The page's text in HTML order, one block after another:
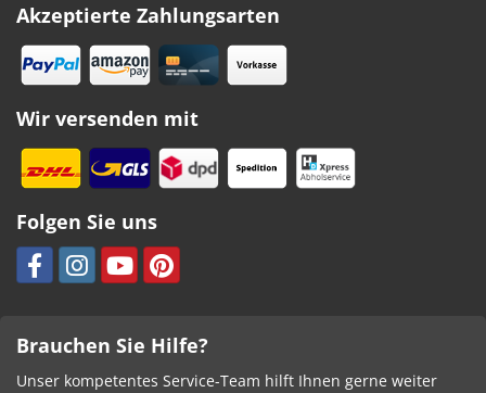
Akzeptierte Zahlungsarten
Wir versenden mit
Folgen Sie uns
Brauchen Sie Hilfe?
Unser kompetentes Service-Team hilft Ihnen gerne weiter